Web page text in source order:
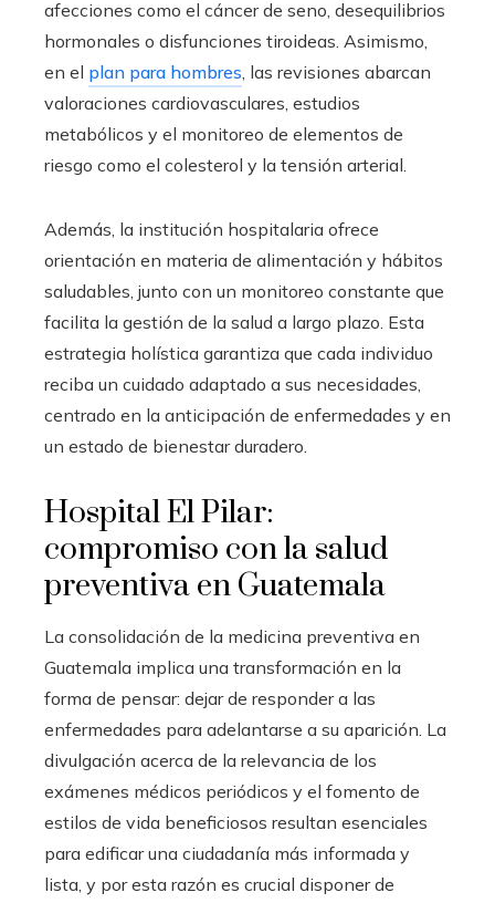
afecciones como el cáncer de seno, desequilibrios
hormonales o disfunciones tiroideas. Asimismo,
en el plan para hombres, las revisiones abarcan
valoraciones cardiovasculares, estudios
metabólicos y el monitoreo de elementos de
riesgo como el colesterol y la tensión arterial.
Además, la institución hospitalaria ofrece
orientación en materia de alimentación y hábitos
saludables, junto con un monitoreo constante que
facilita la gestión de la salud a largo plazo. Esta
estrategia holística garantiza que cada individuo
reciba un cuidado adaptado a sus necesidades,
centrado en la anticipación de enfermedades y en
un estado de bienestar duradero.
Hospital El Pilar:
compromiso con la salud
preventiva en Guatemala
La consolidación de la medicina preventiva en
Guatemala implica una transformación en la
forma de pensar: dejar de responder a las
enfermedades para adelantarse a su aparición. La
divulgación acerca de la relevancia de los
exámenes médicos periódicos y el fomento de
estilos de vida beneficiosos resultan esenciales
para edificar una ciudadanía más informada y
lista, y por esta razón es crucial disponer de